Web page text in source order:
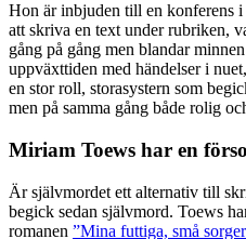
Hon är inbjuden till en konferens
att skriva en text under rubriken,
gång på gång men blandar
uppväxttiden med händelser i
en stor roll, storasystern som
men på samma gång både rolig
Miriam Toews har en
Är självmordet ett alternativ till
begick sedan självmord. Toews
romanen ”Mina futtiga, små